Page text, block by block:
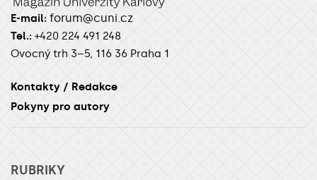
E-mail: forum@cuni.cz
Tel.: +420 224 491 248
Ovocný trh 3–5, 116 36 Praha 1
Kontakty / Redakce
Pokyny pro autory
RUBRIKY